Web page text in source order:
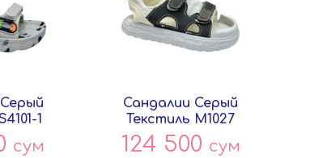
1
сум
Сандалии Серый
Текстиль M1027
Persey
124 500 сум